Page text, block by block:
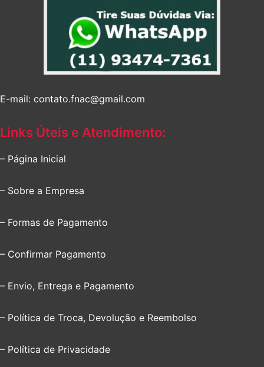
E-mail: contato.fnac@gmail.com
Links Úteis e Atendimento:
– Página Inicial
– Sobre a Empresa
– Formas de Pagamento
– Confirmar Pagamento
– Envio, Entrega e Pagamento
– Política de Troca, Devolução e Reembolso
– Política de Privacidade